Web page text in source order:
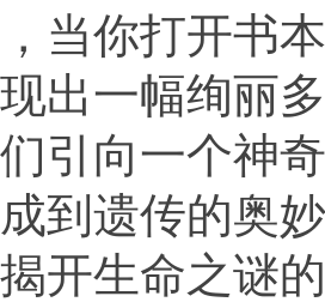
当你打开书
出一幅绚丽
引向一个神
到遗传的奥
开生命之谜